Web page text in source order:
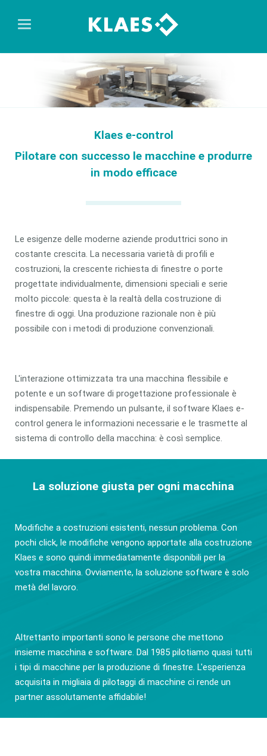
Klaes e-control
Pilotare con successo le macchine e produrre
in modo efficace
Le esigenze delle moderne aziende produttrici sono in
costante crescita. La necessaria varietà di profili e
costruzioni, la crescente richiesta di finestre o porte
progettate individualmente, dimensioni speciali e serie
molto piccole: questa è la realtà della costruzione di
finestre di oggi. Una produzione razionale non è più
possibile con i metodi di produzione convenzionali.
L'interazione ottimizzata tra una macchina flessibile e
potente e un software di progettazione professionale è
indispensabile. Premendo un pulsante, il software Klaes e-
control genera le informazioni necessarie e le trasmette al
sistema di controllo della macchina: è così semplice.
La soluzione giusta per ogni macchina
Modifiche a costruzioni esistenti, nessun problema. Con
pochi click, le modifiche vengono apportate alla costruzione
Klaes e sono quindi immediatamente disponibili per la
vostra macchina. Ovviamente, la soluzione software è solo
metà del lavoro.
Altrettanto importanti sono le persone che mettono
insieme macchina e software. Dal 1985 pilotiamo quasi tutti
i tipi di macchine per la produzione di finestre. L'esperienza
acquisita in migliaia di pilotaggi di macchine ci rende un
partner assolutamente affidabile!